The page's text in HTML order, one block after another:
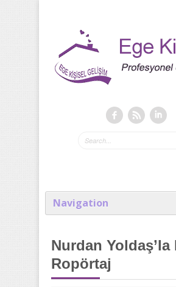
Navigation
Nurdan Yoldaş’la
Ropörtaj